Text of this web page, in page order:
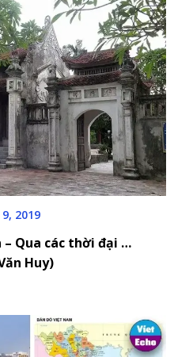
2019
Qua các thời đại …
Huy)